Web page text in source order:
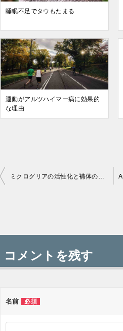
睡眠不足でタウもたまる
運動がアルツハイマー病に効果的
な理由
投
稿
ナ
ゲ
ミクログリアの活性化と補体の抑制でアルツハイマー病を治療
コメントを残す
名前 必須